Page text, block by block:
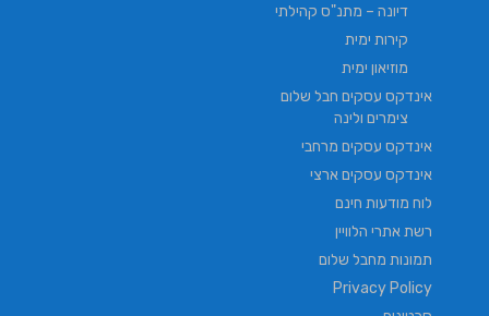
דיונה – מתנ"ס קהילתי
קירות ימית
מוזיאון ימית
אינדקס עסקים חבל שלום
צימרים ולינה
אינדקס עסקים מרחבי
אינדקס עסקים ארצי
לוח מודעות חינם
רשת אתרי הלוויין
תמונות מחבל שלום
Privacy Policy